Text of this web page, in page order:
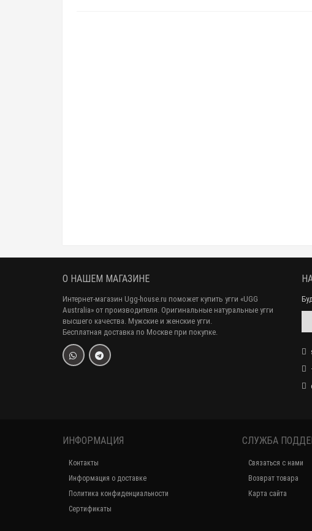
О НАШЕМ МАГАЗИНЕ
Интернет-магазин Ugg-house.ru поможет купить угги «UGG
Australia» от производителя. Оригинальные натуральные угги
высшего качества. Мужские и женские угги.
Бесплатная доставка по Москве при покупке.
ИНФОРМАЦИЯ
Контакты
Информация о доставке
Политика конфиденциальности
Сертификаты
СЛУЖБА
Связаться с нами
Возврат товара
Карта сайта